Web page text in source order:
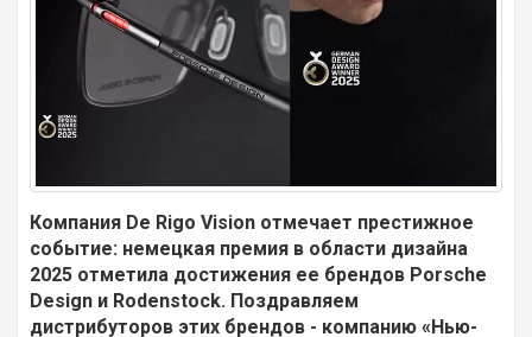
Компания De Rigo Vision отмечает престижное
событие: немецкая премия в области дизайна
2025 отметила достижения ее брендов Porsche
Design и Rodenstock. Поздравляем
дистрибуторов этих брендов - компанию «Нью-